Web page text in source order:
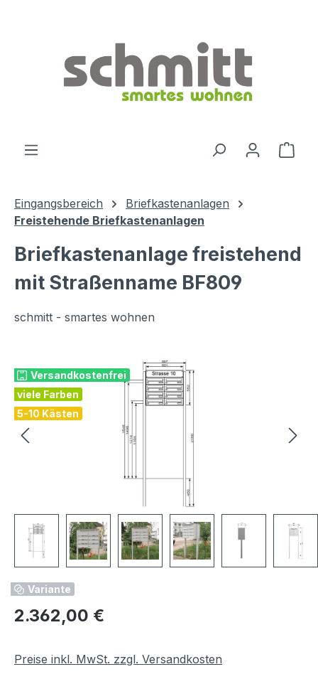
Eingangsbereich
Briefkastenanlagen
Freistehende Briefkastenanlagen
Briefkastenanlage freistehend
mit Straßenname BF809
schmitt - smartes wohnen
Versandkostenfrei
viele Farben
5-10 Kästen
Variante
Regulärer Preis:
2.362,00 €
Preise inkl. MwSt. zzgl. Versandkosten